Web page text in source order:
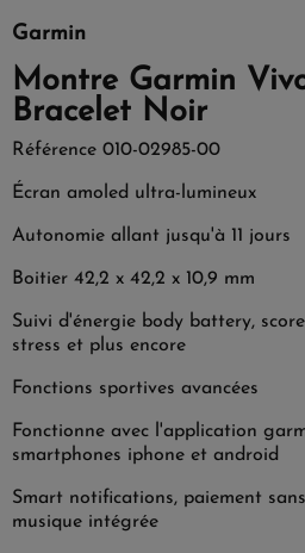
Garmin
Montre Garmin
Bracelet Noir
Référence 010-02985-00
Écran amoled ultra-lumineux
Autonomie allant jusqu'à 11 jours
Boitier 42,2 x 42,2 x 10,9 mm
Suivi d'énergie body battery,
stress et plus encore
Fonctions sportives avancées
Fonctionne avec l'application
smartphones iphone et android
Smart notifications, paiement
musique intégrée